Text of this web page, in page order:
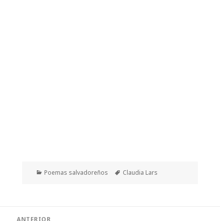
Categorías
Poemas salvadoreños Etiquetas
Claudia Lars
ANTERIOR